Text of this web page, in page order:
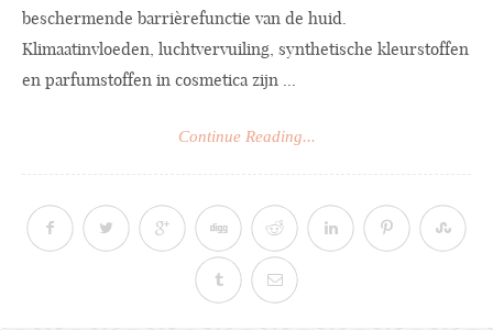
beschermende barrièrefunctie van de huid.
Klimaatinvloeden, luchtvervuiling, synthetische kleurstoffen
en parfumstoffen in cosmetica zijn ...
Continue Reading...